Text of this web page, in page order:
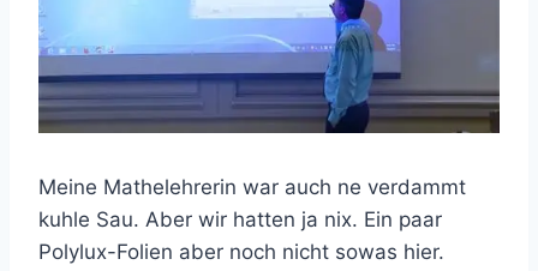
Meine Mathelehrerin war auch ne verdammt
kuhle Sau. Aber wir hatten ja nix. Ein paar
Polylux-Folien aber noch nicht sowas hier.